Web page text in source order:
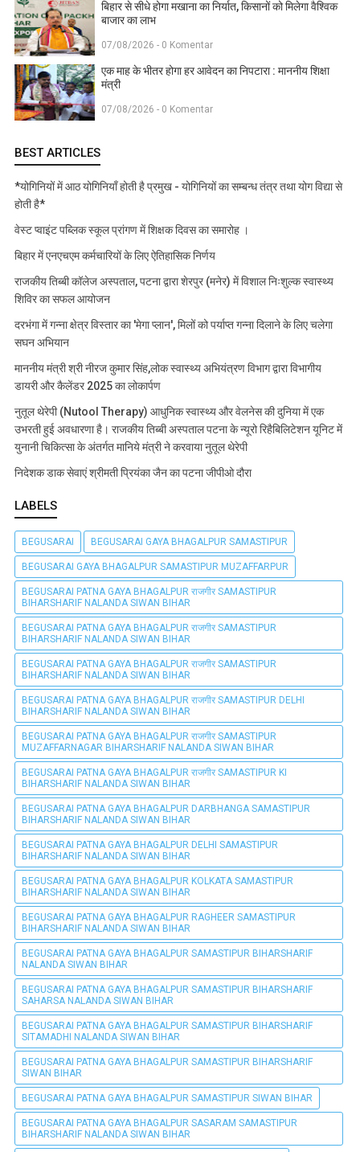
बिहार से सीधे होगा मखाना का निर्यात, किसानों को मिलेगा वैश्विक
बाजार का लाभ
07/08/2026 - 0 Komentar
एक माह के भीतर होगा हर आवेदन का निपटारा : माननीय शिक्षा
मंत्री
07/08/2026 - 0 Komentar
BEST ARTICLES
*योगिनियों में आठ योगिनियाँ होती है प्रमुख - योगिनियों का सम्बन्ध तंत्र तथा योग विद्या से
होती है*
वेस्ट प्वाइंट पब्लिक स्कूल प्रांगण में शिक्षक दिवस का समारोह ।
बिहार में एनएचएम कर्मचारियों के लिए ऐतिहासिक निर्णय
राजकीय तिब्बी कॉलेज अस्पताल, पटना द्वारा शेरपुर (मनेर) में विशाल निःशुल्क स्वास्थ्य
शिविर का सफल आयोजन
दरभंगा में गन्ना क्षेत्र विस्तार का 'मेगा प्लान', मिलों को पर्याप्त गन्ना दिलाने के लिए चलेगा
सघन अभियान
माननीय मंत्री श्री नीरज कुमार सिंह,लोक स्वास्थ्य अभियंत्रण विभाग द्वारा विभागीय
डायरी और कैलेंडर 2025 का लोकार्पण
नुतूल थेरेपी (Nutool Therapy) आधुनिक स्वास्थ्य और वेलनेस की दुनिया में एक
उभरती हुई अवधारणा है। राजकीय तिब्बी अस्पताल पटना के न्यूरो रिहैबिलिटेशन यूनिट में
युनानी चिकित्सा के अंतर्गत मानिये मंत्री ने करवाया नुतूल थेरेपी
निदेशक डाक सेवाएं श्रीमती प्रियंका जैन का पटना जीपीओ दौरा
LABELS
BEGUSARAI BEGUSARAI GAYA BHAGALPUR SAMASTIPUR
BEGUSARAI GAYA BHAGALPUR SAMASTIPUR MUZAFFARPUR
BEGUSARAI PATNA GAYA BHAGALPUR राजगीर SAMASTIPUR
BIHARSHARIF NALANDA SIWAN BIHAR
BEGUSARAI PATNA GAYA BHAGALPUR राजगीर SAMASTIPUR
BIHARSHARIF NALANDA SIWAN BIHAR
BEGUSARAI PATNA GAYA BHAGALPUR राजगीर SAMASTIPUR
BIHARSHARIF NALANDA SIWAN BIHAR
BEGUSARAI PATNA GAYA BHAGALPUR राजगीर SAMASTIPUR DELHI
BIHARSHARIF NALANDA SIWAN BIHAR
BEGUSARAI PATNA GAYA BHAGALPUR राजगीर SAMASTIPUR
MUZAFFARNAGAR BIHARSHARIF NALANDA SIWAN BIHAR
BEGUSARAI PATNA GAYA BHAGALPUR राजगीर SAMASTIPUR KI
BIHARSHARIF NALANDA SIWAN BIHAR
BEGUSARAI PATNA GAYA BHAGALPUR DARBHANGA SAMASTIPUR
BIHARSHARIF NALANDA SIWAN BIHAR
BEGUSARAI PATNA GAYA BHAGALPUR DELHI SAMASTIPUR
BIHARSHARIF NALANDA SIWAN BIHAR
BEGUSARAI PATNA GAYA BHAGALPUR KOLKATA SAMASTIPUR
BIHARSHARIF NALANDA SIWAN BIHAR
BEGUSARAI PATNA GAYA BHAGALPUR RAGHEER SAMASTIPUR
BIHARSHARIF NALANDA SIWAN BIHAR
BEGUSARAI PATNA GAYA BHAGALPUR SAMASTIPUR BIHARSHARIF
NALANDA SIWAN BIHAR
BEGUSARAI PATNA GAYA BHAGALPUR SAMASTIPUR BIHARSHARIF
SAHARSA NALANDA SIWAN BIHAR
BEGUSARAI PATNA GAYA BHAGALPUR SAMASTIPUR BIHARSHARIF
SITAMADHI NALANDA SIWAN BIHAR
BEGUSARAI PATNA GAYA BHAGALPUR SAMASTIPUR BIHARSHARIF
SIWAN BIHAR
BEGUSARAI PATNA GAYA BHAGALPUR SAMASTIPUR SIWAN BIHAR
BEGUSARAI PATNA GAYA BHAGALPUR SASARAM SAMASTIPUR
BIHARSHARIF NALANDA SIWAN BIHAR